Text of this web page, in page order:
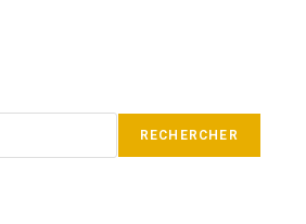
RECHERCHER